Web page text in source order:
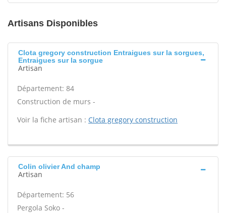
Artisans Disponibles
Clota gregory construction Entraigues sur la sorgues,
Entraigues sur la sorgue
Artisan
Département: 84
Construction de murs -
Voir la fiche artisan : Clota gregory construction
Colin olivier And champ
Artisan
Département: 56
Pergola Soko -